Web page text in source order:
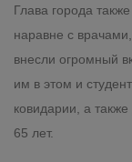
Глава города
наравне с
внесли огромный
им в этом и
ковидарии, а
65 лет.